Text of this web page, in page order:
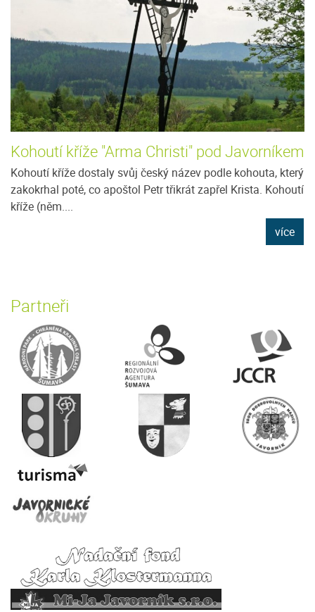
Kohoutí kříže "Arma Christi" pod Javorníkem
Kohoutí kříže dostaly svůj český název podle kohouta, který
zakokrhal poté, co apoštol Petr třikrát zapřel Krista. Kohoutí
kříže (něm....
více
Partneři